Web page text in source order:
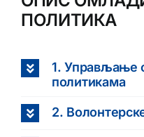
ПОЛИТИКА
1. Управљање
политикама
2.